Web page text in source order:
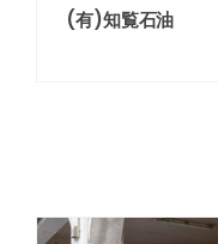
(有)知覧石油